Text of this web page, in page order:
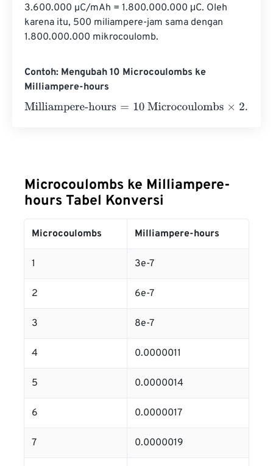
3.600.000 µC/mAh = 1.800.000.000 μC. Oleh
karena itu, 500 miliampere-jam sama dengan
1.800.000.000 mikrocoulomb.
Contoh: Mengubah 10 Microcoulombs ke
Milliampere-hours
Milliampere-hours=10 Microcoulombs×
Microcoulombs ke Milliampere-
hours Tabel Konversi
Microcoulombs Milliampere-hours
1 3e-7
2 6e-7
3 8e-7
4 0.0000011
5 0.0000014
6 0.0000017
7 0.0000019